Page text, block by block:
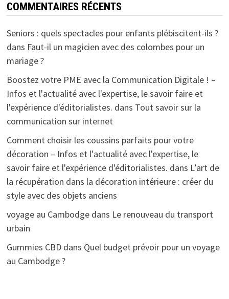
COMMENTAIRES RÉCENTS
Seniors : quels spectacles pour enfants plébiscitent-ils ?
dans Faut-il un magicien avec des colombes pour un
mariage ?
Boostez votre PME avec la Communication Digitale ! –
Infos et l'actualité avec l'expertise, le savoir faire et
l'expérience d'éditorialistes. dans Tout savoir sur la
communication sur internet
Comment choisir les coussins parfaits pour votre
décoration – Infos et l'actualité avec l'expertise, le
savoir faire et l'expérience d'éditorialistes. dans L’art de
la récupération dans la décoration intérieure : créer du
style avec des objets anciens
voyage au Cambodgedans Le renouveau du transport
urbain
Gummies CBDdans Quel budget prévoir pour un voyage
au Cambodge ?